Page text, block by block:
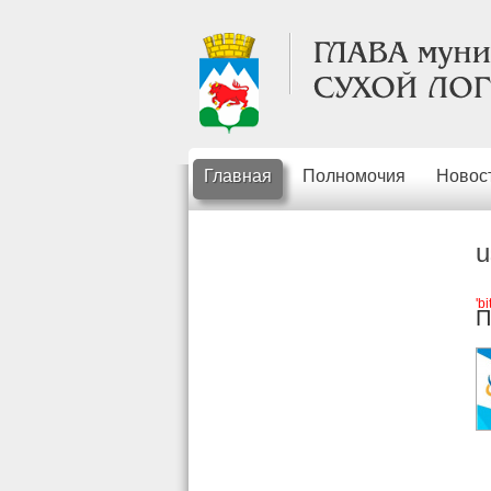
Главная Полномочия